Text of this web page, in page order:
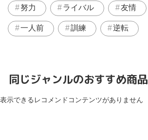
努力 ライバル 友情
一人前 訓練 逆転
同じジャンルのおすすめ商品
表示できるレコメンドコンテンツがありません